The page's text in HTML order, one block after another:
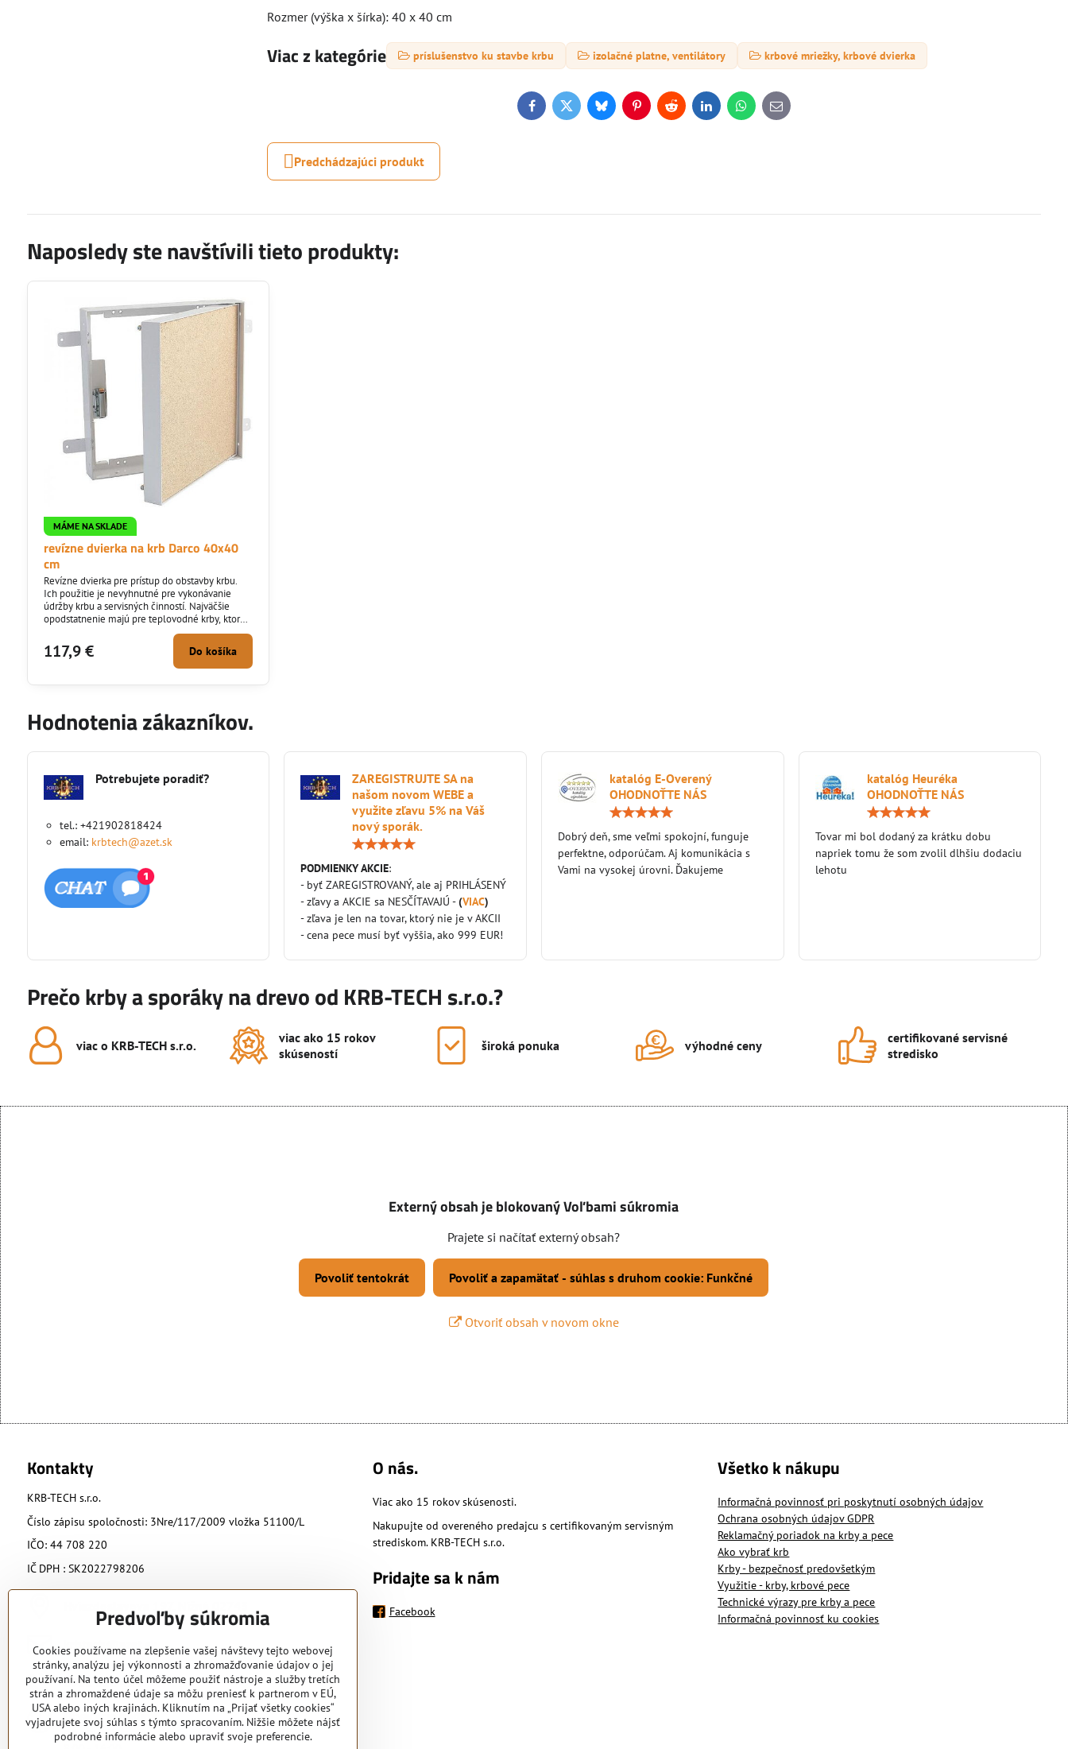
Rozmer (výška x šírka): 40 x 40 cm
Viac z kategórie príslušenstvo ku stavbe krbu izolačné platne, ventilátory krbové mriežky, krbové dvierka
FacebookTwitterBlueskyPinterestRedditLinkedInWhatsApp
E-
mail
Predchádzajúci produkt
Naposledy ste navštívili tieto produkty:
MÁME NA SKLADE
revízne dvierka na krb Darco 40x40
cm
Revízne dvierka pre prístup do obstavby krbu.
Ich použitie je nevyhnutné pre vykonávanie
údržby krbu a servisných činností. Najväčšie
opodstatnenie majú pre teplovodné krby, ktoré
sú vybavené meracími a regulačnými prvkami.
117,9 € Do košíka
Hodnotenia zákazníkov.
Potrebujete poradiť?
tel.: +421902818424
email: krbtech@azet.sk
ZAREGISTRUJTE SA na
našom novom WEBE a
využite zľavu 5% na Váš
nový sporák.
5
PODMIENKY AKCIE:
- byť ZAREGISTROVANÝ, ale aj PRIHLÁSENÝ
- zľavy a AKCIE sa NESČÍTAVAJÚ -(VIAC)
- zľava je len na tovar, ktorý nie je v AKCII
- cena pece musí byť vyššia, ako 999 EUR!
katalóg E-Overený
OHODNOŤTE NÁS
/
5
Dobrý deň, sme veľmi spokojní, funguje
perfektne, odporúčam. Aj komunikácia s
Vami na vysokej úrovni. Ďakujeme
katalóg Heuréka
OHODNOŤTE NÁS
/
5
Tovar mi bol dodaný za krátku dobu
napriek tomu že som zvolil dlhšiu dodaciu
lehotu
Prečo krby a sporáky na drevo od KRB-TECH s.r.o.?
viac o KRB-TECH s​.r​.o​.
viac ako 15 rokov
skúseností
široká ponuka výhodné ceny
certifikované servisné
stredisko
Externý obsah je blokovaný Voľbami súkromia
Prajete si načítať externý obsah?
Povoliť tentokrát Povoliť a zapamätať - súhlas s druhom cookie: Funkčné
Otvoriť obsah v novom okne
Kontakty
KRB-TECH s.r.o.
Číslo zápisu spoločnosti: 3Nre/117/2009 vložka 51100/L
IČO: 44 708 220
IČ DPH : SK2022798206
Hviezdoslavova 197, Nižná 02743
krbtech​@azet​.sk
0902 818 424
Otváracie hodiny
PO - PIA
O nás.
Viac ako 15 rokov skúsenosti.
Nakupujte od overeného predajcu s certifikovaným servisným
strediskom. KRB-TECH s.r.o.
Pridajte sa k nám
Facebook
Všetko k nákupu
Informačná povinnosť pri poskytnutí osobných údajov
Ochrana osobných údajov GDPR
Reklamačný poriadok na krby a pece
Ako vybrať krb
Krby - bezpečnosť predovšetkým
Využitie - krby, krbové pece
Technické výrazy pre krby a pece
Informačná povinnosť ku cookies
Predvoľby súkromia
Cookies používame na zlepšenie vašej návštevy tejto webovej
stránky, analýzu jej výkonnosti a zhromažďovanie údajov o jej
používaní. Na tento účel môžeme použiť nástroje a služby tretích
strán a zhromaždené údaje sa môžu preniesť k partnerom v EÚ,
USA alebo iných krajinách. Kliknutím na „Prijať všetky cookies“
vyjadrujete svoj súhlas s týmto spracovaním. Nižšie môžete nájsť
podrobné informácie alebo upraviť svoje preferencie.